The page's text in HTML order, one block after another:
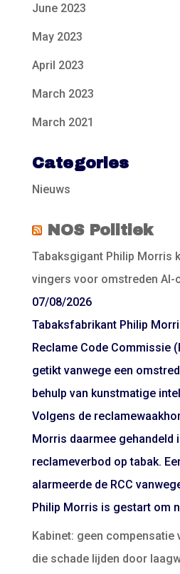
June 2023
May 2023
April 2023
March 2023
March 2021
Categories
Nieuws
NOS Politiek
Tabaksgigant Philip Morris
vingers voor omstreden AI-
07/08/2026
Tabaksfabrikant Philip
Reclame Code Commissie
getikt vanwege een
behulp van kunstmatige
Volgens de
Morris daarmee gehandeld
reclameverbod op tabak.
alarmeerde de RCC
Philip Morris is gestart om
Kabinet: geen compensatie
die schade lijden door